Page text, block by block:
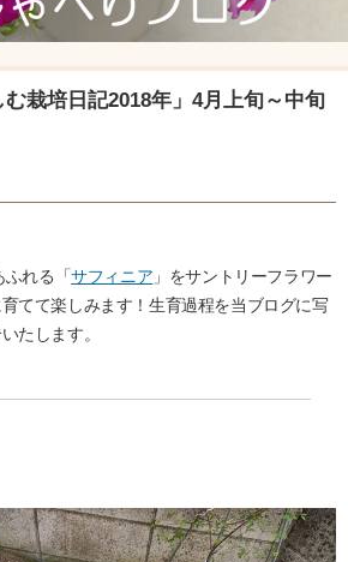
む栽培日記2018年」4月上旬～中旬
ふれる「サフィニア 」をサントリーフラワー
てて楽しみます！生育過程を当ブログに写
たします。